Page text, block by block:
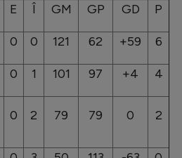
E Î GM GP GD P
0 0 121 62 +59 6
0 1 101 97 +4 4
0 2 79 79 0 2